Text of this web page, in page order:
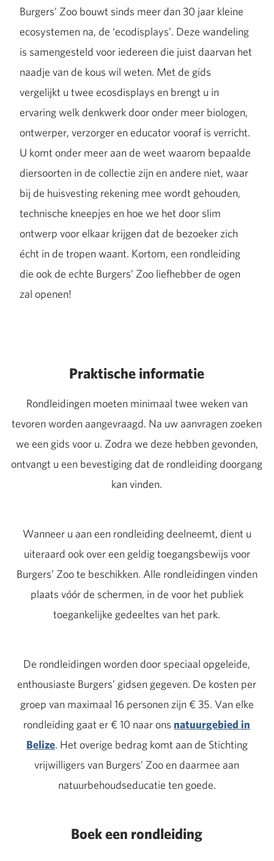
Burgers’ Zoo bouwt sinds meer dan 30 jaar kleine
ecosystemen na, de ‘ecodisplays’. Deze wandeling
is samengesteld voor iedereen die juist daarvan het
naadje van de kous wil weten. Met de gids
vergelijkt u twee ecosdisplays en brengt u in
ervaring welk denkwerk door onder meer biologen,
ontwerper, verzorger en educator vooraf is verricht.
U komt onder meer aan de weet waarom bepaalde
diersoorten in de collectie zijn en andere niet, waar
bij de huisvesting rekening mee wordt gehouden,
technische kneepjes en hoe we het door slim
ontwerp voor elkaar krijgen dat de bezoeker zich
écht in de tropen waant. Kortom, een rondleiding
die ook de echte Burgers’ Zoo liefhebber de ogen
zal openen!
Praktische informatie
Rondleidingen moeten minimaal twee weken van
tevoren worden aangevraagd. Na uw aanvragen zoeken
we een gids voor u. Zodra we deze hebben gevonden,
ontvangt u een bevestiging dat de rondleiding doorgang
kan vinden.
Wanneer u aan een rondleiding deelneemt, dient u
uiteraard ook over een geldig toegangsbewijs voor
Burgers’ Zoo te beschikken. Alle rondleidingen vinden
plaats vóór de schermen, in de voor het publiek
toegankelijke gedeeltes van het park.
De rondleidingen worden door speciaal opgeleide,
enthousiaste Burgers’ gidsen gegeven. De kosten per
groep van maximaal 16 personen zijn € 35. Van elke
rondleiding gaat er € 10 naar ons natuurgebied in
Belize. Het overige bedrag komt aan de Stichting
vrijwilligers van Burgers’ Zoo en daarmee aan
natuurbehoudseducatie ten goede.
Boek een rondleiding